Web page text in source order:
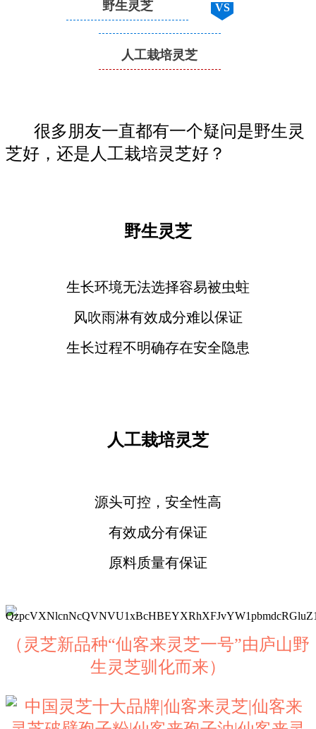
野生灵芝 VS
人工栽培灵芝
很多朋友一直都有一个疑问是野生灵
芝好，还是人工栽培灵芝好？
野生灵芝
生长环境无法选择容易被虫蛀
风吹雨淋有效成分难以保证
生长过程不明确存在安全隐患
人工栽培灵芝
源头可控，安全性高
有效成分有保证
原料质量有保证
（灵芝新品种“仙客来灵芝一号”由庐山野
生灵芝驯化而来）